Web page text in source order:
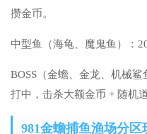
攒金币。
中型鱼（海龟、魔鬼鱼）：
BOSS（金蟾、金龙、机械
打中，击杀大额金币 + 随机道
981金蟾捕鱼渔场分区